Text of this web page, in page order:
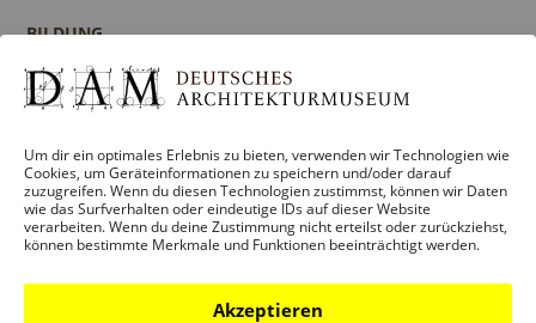
Um dir ein optimales Erlebnis zu bieten, verwenden wir Technologien wie
Cookies, um Geräteinformationen zu speichern und/oder darauf
zuzugreifen. Wenn du diesen Technologien zustimmst, können wir Daten
wie das Surfverhalten oder eindeutige IDs auf dieser Website
verarbeiten. Wenn du deine Zustimmung nicht erteilst oder zurückziehst,
können bestimmte Merkmale und Funktionen beeinträchtigt werden.
Akzeptieren
BILDUNG
Programm
Führungen und Touren
Ansprechpartner
SAMMLUNGEN